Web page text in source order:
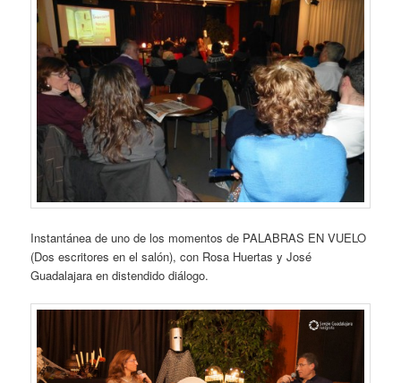
Instantánea de uno de los momentos de PALABRAS EN VUELO
(Dos escritores en el salón), con Rosa Huertas y José
Guadalajara en distendido diálogo.